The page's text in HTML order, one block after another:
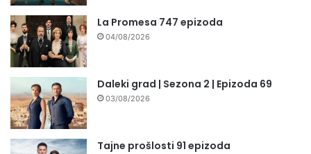
La Promesa 747 epizoda
04/08/2026
Daleki grad | Sezona 2 | Epizoda 69
03/08/2026
Tajne prošlosti 91 epizoda